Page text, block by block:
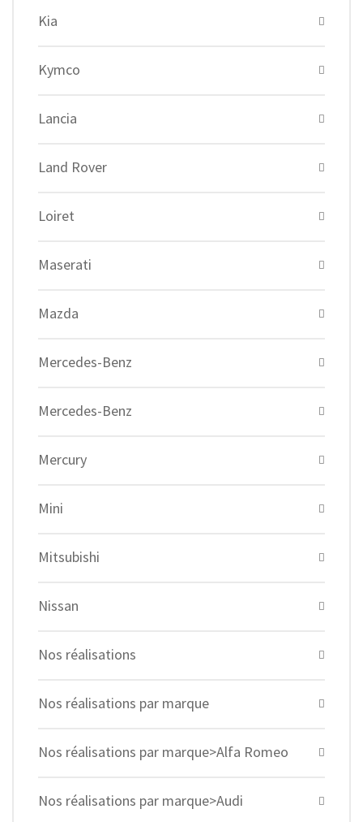
Kia
Kymco
Lancia
Land Rover
Loiret
Maserati
Mazda
Mercedes-Benz
Mercedes-Benz
Mercury
Mini
Mitsubishi
Nissan
Nos réalisations
Nos réalisations par marque
Nos réalisations par marque>Alfa Romeo
Nos réalisations par marque>Audi